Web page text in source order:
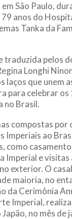
São Paulo,
anos do
Tanka da
traduzida pelos
Longhi
laços que unem
para celebrar os
no Brasil.
compostas por
Imperiais ao
como
Imperial e
exterior. O
maioria, no
da Cerimônia
Imperial,
no mês de